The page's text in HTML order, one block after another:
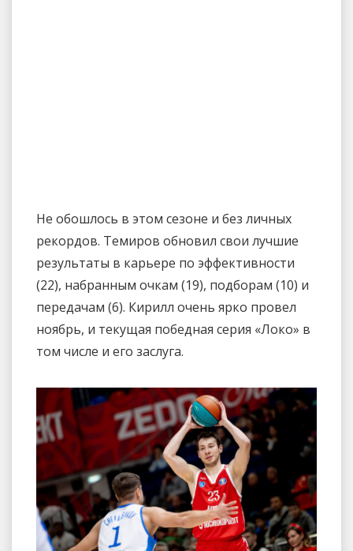
Не обошлось в этом сезоне и без личных
рекордов. Темиров обновил свои лучшие
результаты в карьере по эффективности
(22), набранным очкам (19), подборам (10) и
передачам (6). Кирилл очень ярко провел
ноябрь, и текущая победная серия «Локо» в
том числе и его заслуга.